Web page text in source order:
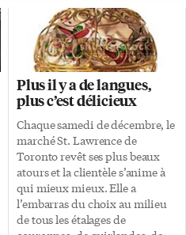
manque de ressources en
français à Toronto pour les
personnes âgées nécessitant des
soins de longue durée, comme
les personnes souffrant de
maladies chroniques, de
démence, ou du VIH. «Nous
demanderons aux gens
d’envoyer une lettre à David
Caplan, ministre de la Santé de
l’Ontario», précise M. Parent,
rencontré par L’Express à la fête
de Noël. La lettre […]
Plus il y a de langues,
plus c’est délicieux
Chaque samedi de décembre, le
marché St. Lawrence de
Toronto revêt ses plus beaux
atours et la clientèle s’anime à
qui mieux mieux. Elle a
l’embarras du choix au milieu
de tous les étalages de